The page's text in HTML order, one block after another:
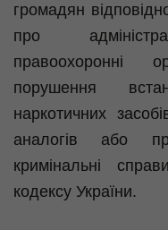
громадян
про
правоохоронні
порушення
наркотичних
аналогів або
кримінальні
кодексу України.